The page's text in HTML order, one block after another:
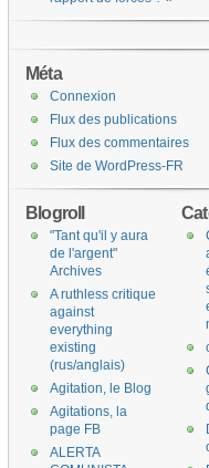
Méta
Connexion
Flux des publications
Flux des commentaires
Site de WordPress-FR
Blogroll
"Tant qu'il y aura
de l'argent"
Archives
A ruthless critique
against
everything
existing
(rus/anglais)
Agitation, le Blog
Agitations, la
page FB
ALERTA